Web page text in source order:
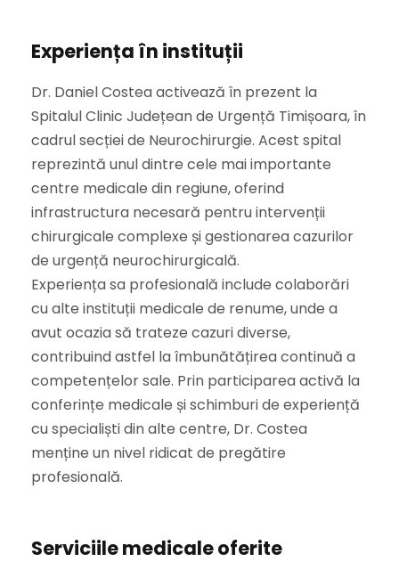
Experiența în instituții
Dr. Daniel Costea activează în prezent la
Spitalul Clinic Județean de Urgență Timișoara, în
cadrul secției de Neurochirurgie. Acest spital
reprezintă unul dintre cele mai importante
centre medicale din regiune, oferind
infrastructura necesară pentru intervenții
chirurgicale complexe și gestionarea cazurilor
de urgență neurochirurgicală.
Experiența sa profesională include colaborări
cu alte instituții medicale de renume, unde a
avut ocazia să trateze cazuri diverse,
contribuind astfel la îmbunătățirea continuă a
competențelor sale. Prin participarea activă la
conferințe medicale și schimburi de experiență
cu specialiști din alte centre, Dr. Costea
menține un nivel ridicat de pregătire
profesională.
Serviciile medicale oferite